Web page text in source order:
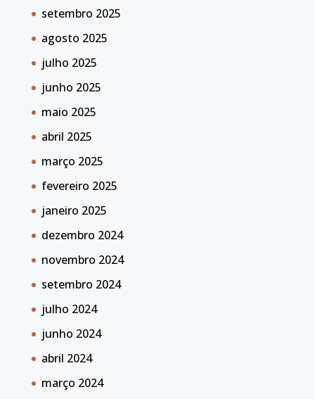
setembro 2025
agosto 2025
julho 2025
junho 2025
maio 2025
abril 2025
março 2025
fevereiro 2025
janeiro 2025
dezembro 2024
novembro 2024
setembro 2024
julho 2024
junho 2024
abril 2024
março 2024